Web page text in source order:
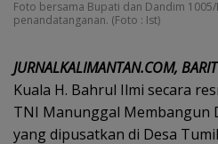
Foto bersama Bupati dan Dandim
penandatanganan. (Foto : Ist)
JURNALKALIMANTAN.COM,
Kuala H. Bahrul Ilmi secara
TNI Manunggal Membangun
yang dipusatkan di Desa